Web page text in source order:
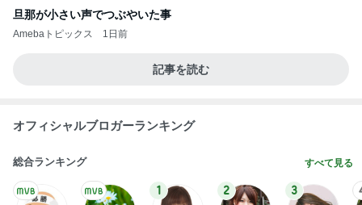
旦那が小さい声でつぶやいた事
Amebaトピックス 1日前
記事を読む
オフィシャルブロガーランキング
総合ランキング すべて見る
1 2 3